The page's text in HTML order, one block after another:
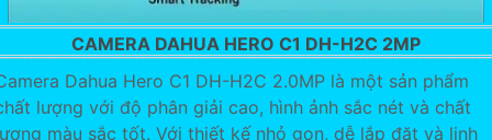
CAMERA DAHUA HERO C1 DH-H2C 2MP
Dahua Hero C1 DH-H2C 2.0MP là một sản phẩm
lượng với độ phân giải cao, hình ảnh sắc nét và chất
màu sắc tốt. Với thiết kế nhỏ gọn, dễ lắp đặt và linh